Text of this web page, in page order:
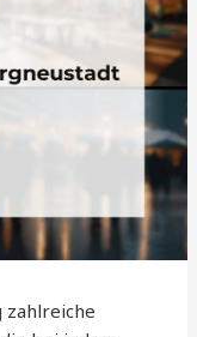
zahlreiche